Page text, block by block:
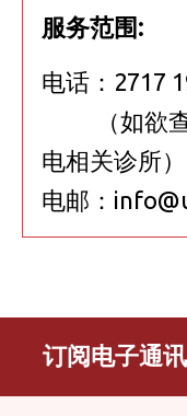
服务范围:
电话：2717
（如欲查
电相关诊所）
电邮：
订阅电子通讯